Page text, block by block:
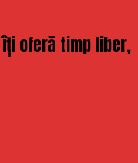
oferă timp liber,